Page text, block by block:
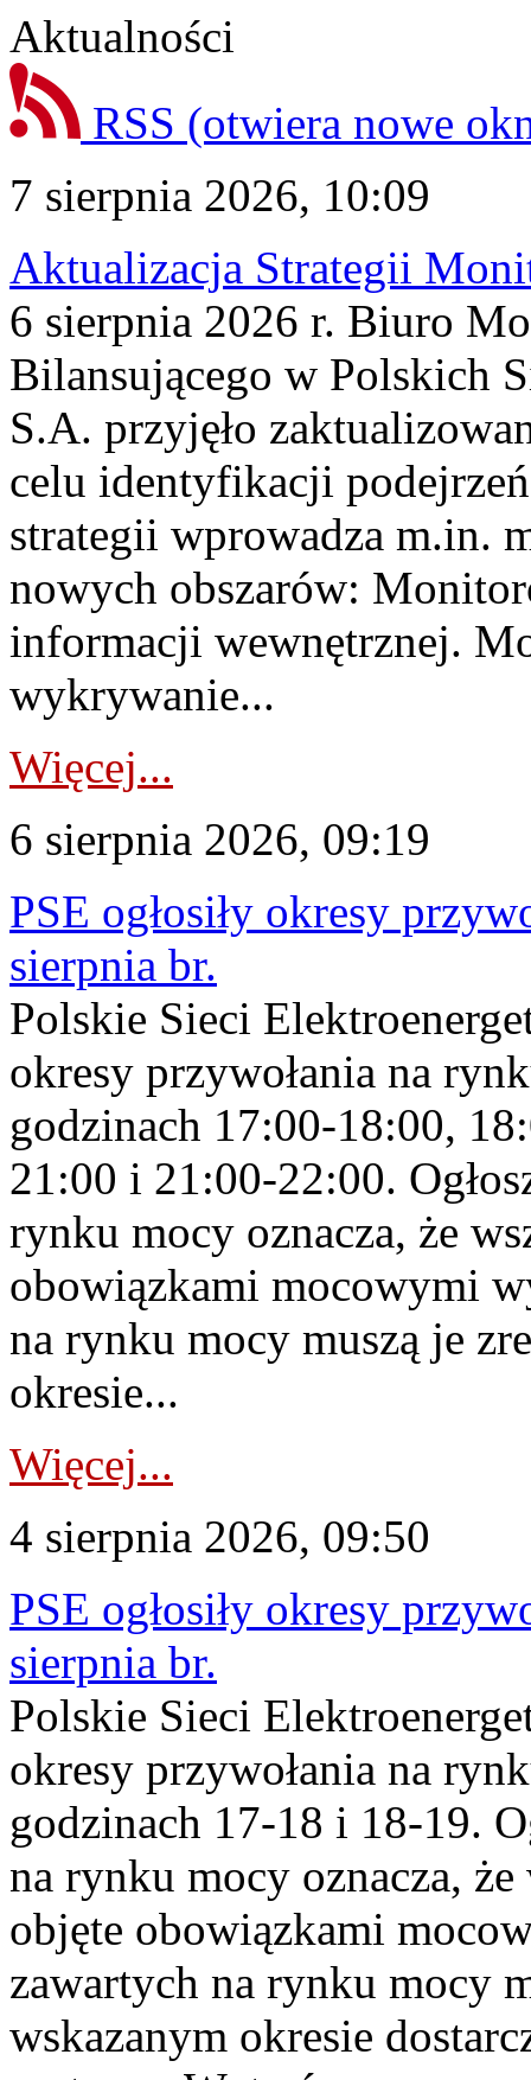
Aktualności
RSS (otwiera nowe
7 sierpnia 2026, 10:09
Aktualizacja Strategii
6 sierpnia 2026 r. Biuro
Bilansującego w Polskich
S.A. przyjęło
celu identyfikacji
strategii wprowadza m.in.
nowych obszarów:
informacji wewnętrznej.
wykrywanie...
Więcej...
6 sierpnia 2026, 09:19
PSE ogłosiły okresy
sierpnia br.
Polskie Sieci
okresy przywołania na
godzinach 17:00-18:00,
21:00 i 21:00-22:00.
rynku mocy oznacza, że
obowiązkami mocowymi
na rynku mocy muszą je
okresie...
Więcej...
4 sierpnia 2026, 09:50
PSE ogłosiły okresy
sierpnia br.
Polskie Sieci
okresy przywołania na
godzinach 17-18 i 18-19.
na rynku mocy oznacza,
objęte obowiązkami
zawartych na rynku mocy
wskazanym okresie